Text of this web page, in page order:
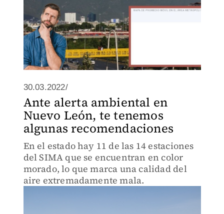
30.03.2022/
Ante alerta ambiental en
Nuevo León, te tenemos
algunas recomendaciones
En el estado hay 11 de las 14 estaciones
del SIMA que se encuentran en color
morado, lo que marca una calidad del
aire extremadamente mala.